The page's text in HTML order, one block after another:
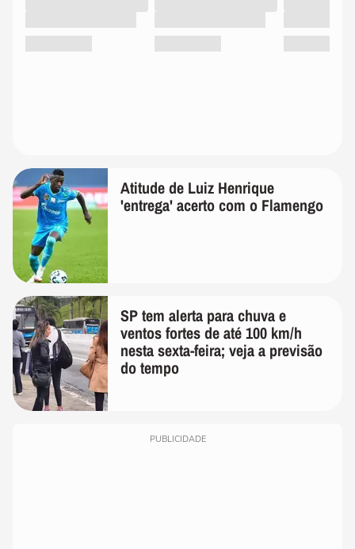
Atitude de Luiz Henrique
'entrega' acerto com o Flamengo
SP tem alerta para chuva e
ventos fortes de até 100 km/h
nesta sexta-feira; veja a previsão
do tempo
PUBLICIDADE